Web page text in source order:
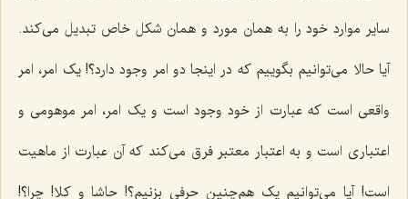
سایر موارد خود را به همان مورد و همان شکل خاص تبدیل می‌کند.
آیا حالا می‌توانیم بگوییم که در اینجا دو امر وجود دارد؟! یک امر، امر
واقعی است که عبارت از خود وجود است و یک امر، امر موهومی و
اعتباری است و به اعتبار معتبر فرق می‌کند که آن عبارت از ماهیت
است! آیا می‌توانیم یک هم‌چنین حرفی بزنیم؟! حاشا و کلا! چرا؟!